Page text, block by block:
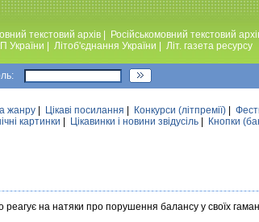
текстовий архiв Російськомовний текстовий
України Лiтоб'єднання України Лiт. газета ресурсу
жанру Цікаві посилання Конкурси (лiтпремiї)
картинки Цікавинки і новини звідусіль Кнопки
реагує на натяки про порушення балансу у своїх